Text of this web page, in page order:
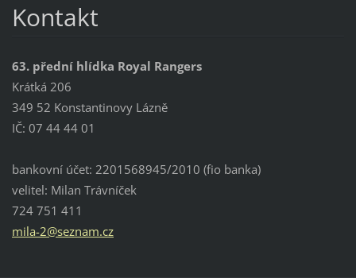
Kontakt
63. přední hlídka Royal Rangers
Krátká 206
349 52 Konstantinovy Lázně
IČ: 07 44 44 01
bankovní účet: 2201568945/2010 (fio banka)
velitel: Milan Trávníček
724 751 411
mila-2@seznam.cz